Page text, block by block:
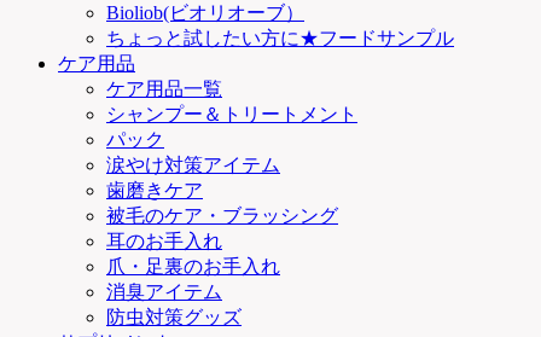
Bioliob(ビオリオーブ）
ちょっと試したい方に★フードサンプル
ケア用品
ケア用品一覧
シャンプー＆トリートメント
パック
涙やけ対策アイテム
歯磨きケア
被毛のケア・ブラッシング
耳のお手入れ
爪・足裏のお手入れ
消臭アイテム
防虫対策グッズ